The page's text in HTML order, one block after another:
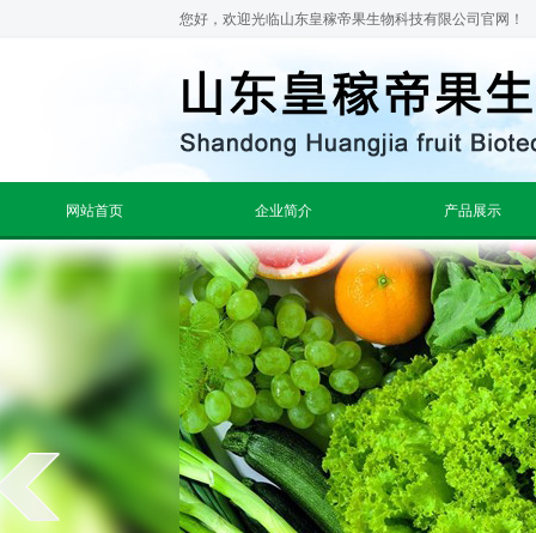
您好，欢迎光临山东皇稼帝果生物科技有限公司官网！
网站首页 企业简介 产品展示